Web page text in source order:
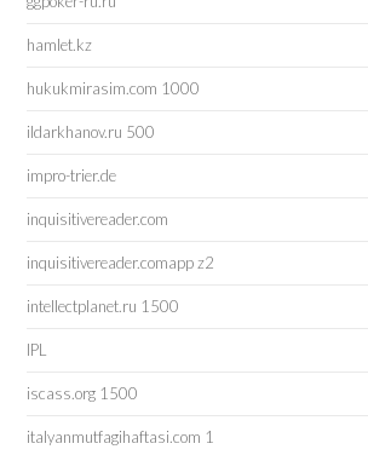
hamlet.kz
hukukmirasim.com 1000
ildarkhanov.ru 500
impro-trier.de
inquisitivereader.com
inquisitivereader.comapp z2
intellectplanet.ru 1500
IPL
iscass.org 1500
italyanmutfagihaftasi.com 1